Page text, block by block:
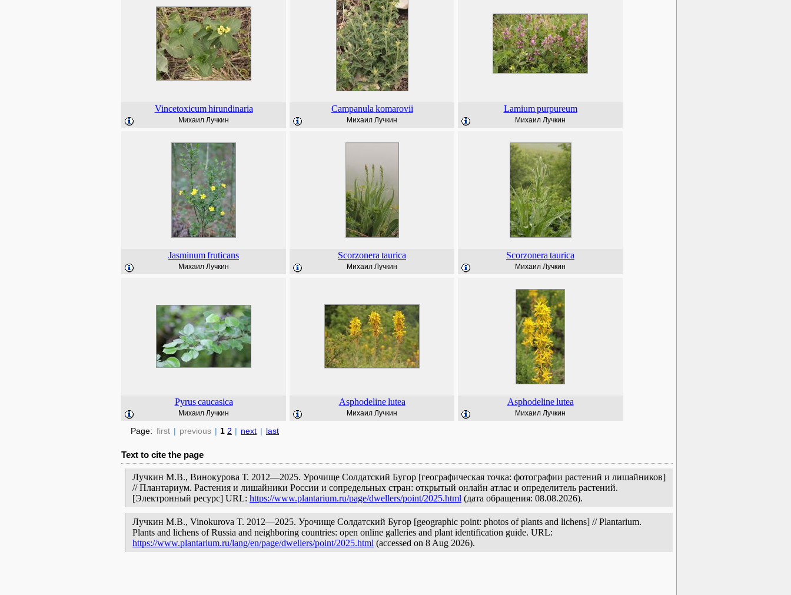
Vincetoxicum hirundinaria
Михаил Лучкин
Campanula komarovii
Михаил Лучкин
Lamium purpureum
Михаил Лучкин
Jasminumfruticans
Михаил Лучкин
Scorzonera taurica
Михаил Лучкин
Scorzonera taurica
Михаил Лучкин
Pyrus caucasica
Михаил Лучкин
Asphodeline lutea
Михаил Лучкин
Asphodeline lutea
Михаил Лучкин
Page: first | previous | 1 2 | next | last
Text to cite the page
Лучкин М.В., Винокурова Т. 2012—2025. Урочище Солдатский Бугор [географическая точка: фотографии растений и лишайников]
// Плантариум. Растения и лишайники России и сопредельных стран: открытый онлайн атлас и определитель растений.
[Электронный ресурс] URL: https://www.plantarium.ru/page/dwellers/point/2025.html (дата обращения: 08.08.2026).
Лучкин М.В., Vinokurova T. 2012—2025. Урочище Солдатский Бугор [geographic point: photos of plants and lichens] // Plantarium.
Plants and lichens of Russia and neighboring countries: open online galleries and plant identification guide. URL:
https://www.plantarium.ru/lang/en/page/dwellers/point/2025.html (accessed on 8 Aug 2026).